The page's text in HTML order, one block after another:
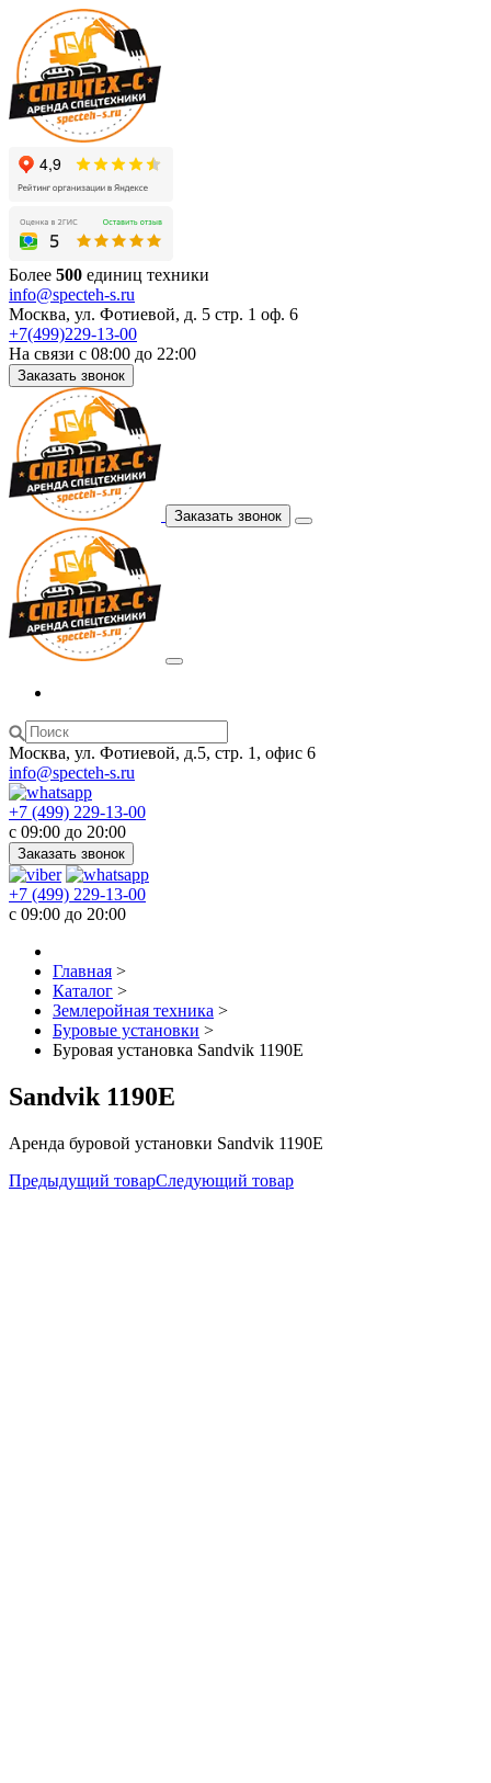
Более 500 единиц техники
info@specteh-s.ru
Москва, ул. Фотиевой, д. 5 стр. 1 оф. 6
+7(499)229-13-00
На связи с 08:00 до 22:00
Заказать звонок
Заказать звонок
Москва, ул. Фотиевой, д.5, стр. 1, офис 6
info@specteh-s.ru
+7 (499) 229-13-00
c 09:00 до 20:00
Заказать звонок
+7 (499) 229-13-00
c 09:00 до 20:00
Главная >
Каталог >
Землеройная техника >
Буровые установки >
Буровая установка Sandvik 1190E
Sandvik 1190E
Аренда буровой установки Sandvik 1190E
Предыдущий товарСледующий товар